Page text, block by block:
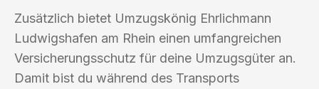
Zusätzlich bietet Umzugskönig Ehrlichmann
Ludwigshafen am Rhein einen umfangreichen
Versicherungsschutz für deine Umzugsgüter an.
Damit bist du während des Transports